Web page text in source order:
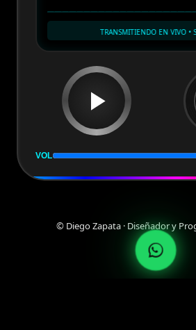
TRANSMITIENDO EN VIVO • SEÑAL
VOL
© Diego Zapata · Diseñador y